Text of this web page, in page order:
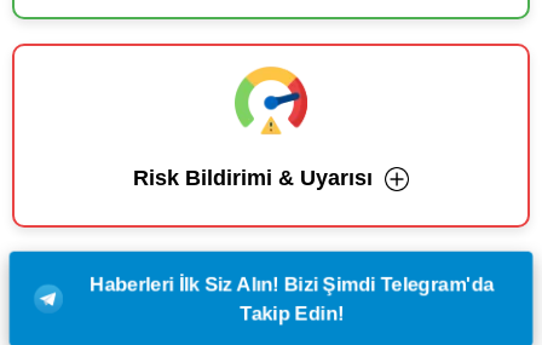
Risk Bildirimi & Uyarısı
Haberleri İlk Siz Alın! Bizi Şimdi Telegram'da
Takip Edin!